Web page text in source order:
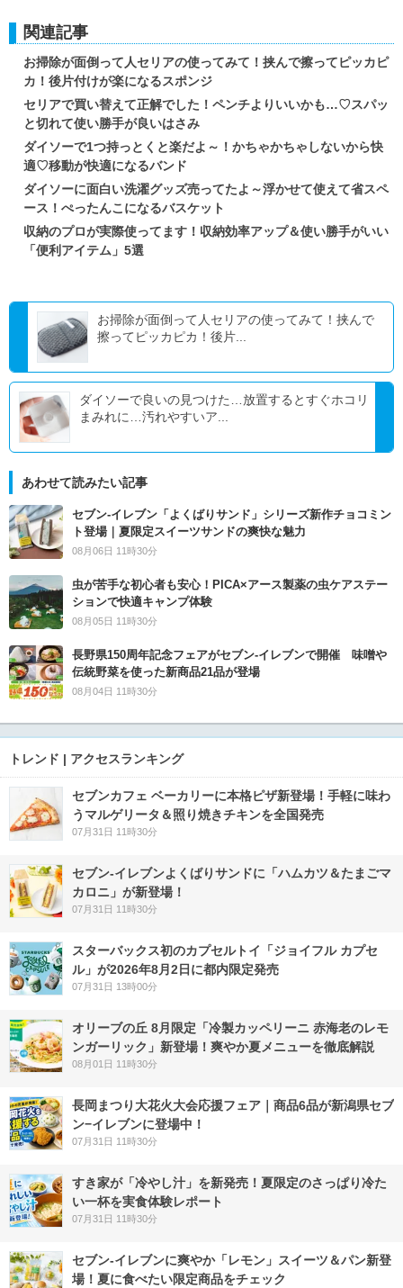
関連記事
お掃除が面倒って人セリアの使ってみて！挟んで擦ってピッカピ
カ！後片付けが楽になるスポンジ
セリアで買い替えて正解でした！ペンチよりいいかも…♡スパッ
と切れて使い勝手が良いはさみ
ダイソーで1つ持っとくと楽だよ～！かちゃかちゃしないから快
適♡移動が快適になるバンド
ダイソーに面白い洗濯グッズ売ってたよ～浮かせて使えて省スペ
ース！ぺったんこになるバスケット
収納のプロが実際使ってます！収納効率アップ＆使い勝手がいい
「便利アイテム」5選
お掃除が面倒って人セリアの使ってみて！挟んで
擦ってピッカピカ！後片...
ダイソーで良いの見つけた…放置するとすぐホコリ
まみれに…汚れやすいア...
あわせて読みたい記事
セブン‐イレブン「よくばりサンド」シリーズ新作チョコミン
ト登場｜夏限定スイーツサンドの爽快な魅力
08月06日 11時30分
虫が苦手な初心者も安心！PICA×アース製薬の虫ケアステー
ションで快適キャンプ体験
08月05日 11時30分
長野県150周年記念フェアがセブン-イレブンで開催 味噌や
伝統野菜を使った新商品21品が登場
08月04日 11時30分
トレンド | アクセスランキング
セブンカフェ ベーカリーに本格ピザ新登場！手軽に味わ
うマルゲリータ＆照り焼きチキンを全国発売
07月31日 11時30分
セブン‐イレブンよくばりサンドに「ハムカツ＆たまごマ
カロニ」が新登場！
07月31日 11時30分
スターバックス初のカプセルトイ「ジョイフル カプセ
ル」が2026年8月2日に都内限定発売
07月31日 13時00分
オリーブの丘 8月限定「冷製カッペリーニ 赤海老のレモ
ンガーリック」新登場！爽やか夏メニューを徹底解説
08月01日 11時30分
長岡まつり大花火大会応援フェア｜商品6品が新潟県セブ
ン−イレブンに登場中！
07月31日 11時30分
すき家が「冷やし汁」を新発売！夏限定のさっぱり冷た
い一杯を実食体験レポート
07月31日 11時30分
セブン‐イレブンに爽やか「レモン」スイーツ＆パン新登
場！夏に食べたい限定商品をチェック